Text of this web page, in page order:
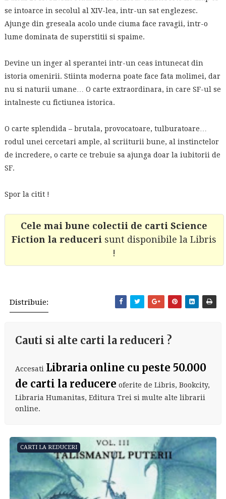
se intoarce in secolul al XIV-lea, intr-un sat englezesc.
Ajunge din greseala acolo unde ciuma face ravagii, intr-o
lume dominata de superstitii si spaime.
Devine un inger al sperantei intr-un ceas intunecat din
istoria omenirii. Stiinta moderna poate face fata molimei, dar
nu si naturii umane… O carte extraordinara, in care SF-ul se
intalneste cu fictiunea istorica.
O carte splendida – brutala, provocatoare, tulburatoare…
rodul unei cercetari ample, al scriiturii bune, al instinctelor
de incredere, o carte ce trebuie sa ajunga doar la iubitorii de
SF.
Spor la citit !
Cele mai bune colectii de carti Science
Fiction la reduceri sunt disponibile la Libris
!
Distribuie:
Cauti si alte carti la reduceri ?
Accesati Libraria online cu peste 50.000
de carti la reducere oferite de Libris, Bookcity,
Libraria Humanitas, Editura Trei si multe alte librarii
online.
CARTI LA REDUCERI